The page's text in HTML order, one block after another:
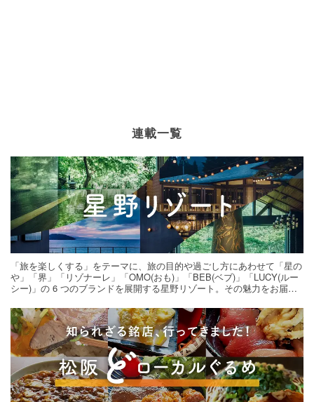
連載一覧
「旅を楽しくする」をテーマに、旅の目的や過ごし方にあわせて「星の
や」「界」「リゾナーレ」「OMO(おも)」「BEB(ベブ)」「LUCY(ルー
シー)」の 6 つのブランドを展開する星野リゾート。その魅力をお届け